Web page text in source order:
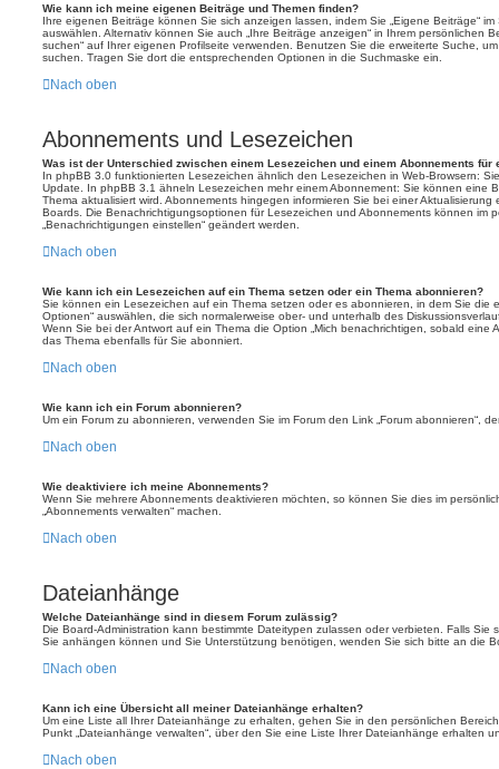
Wie kann ich meine eigenen Beiträge und Themen finden?
Ihre eigenen Beiträge können Sie sich anzeigen lassen, indem Sie „Eigene Beiträge“
auswählen. Alternativ können Sie auch „Ihre Beiträge anzeigen“ in Ihrem persönlichen
suchen“ auf Ihrer eigenen Profilseite verwenden. Benutzen Sie die erweiterte Suche,
suchen. Tragen Sie dort die entsprechenden Optionen in die Suchmaske ein.
Nach oben
Abonnements und Lesezeichen
Was ist der Unterschied zwischen einem Lesezeichen und einem Abonnements für
In phpBB 3.0 funktionierten Lesezeichen ähnlich den Lesezeichen in Web-Browsern:
Update. In phpBB 3.1 ähneln Lesezeichen mehr einem Abonnement: Sie können eine
Thema aktualisiert wird. Abonnements hingegen informieren Sie bei einer
Boards. Die Benachrichtigungsoptionen für Lesezeichen und Abonnements können im
„Benachrichtigungen einstellen“ geändert werden.
Nach oben
Wie kann ich ein Lesezeichen auf ein Thema setzen oder ein Thema abonnieren?
Sie können ein Lesezeichen auf ein Thema setzen oder es abonnieren, in dem Sie die
Optionen“ auswählen, die sich normalerweise ober- und unterhalb des
Wenn Sie bei der Antwort auf ein Thema die Option „Mich benachrichtigen, sobald eine
das Thema ebenfalls für Sie abonniert.
Nach oben
Wie kann ich ein Forum abonnieren?
Um ein Forum zu abonnieren, verwenden Sie im Forum den Link „Forum abonnieren“,
Nach oben
Wie deaktiviere ich meine Abonnements?
Wenn Sie mehrere Abonnements deaktivieren möchten, so können Sie dies im
„Abonnements verwalten“ machen.
Nach oben
Dateianhänge
Welche Dateianhänge sind in diesem Forum zulässig?
Die Board-Administration kann bestimmte Dateitypen zulassen oder verbieten. Falls Sie
Sie anhängen können und Sie Unterstützung benötigen, wenden Sie sich bitte an die
Nach oben
Kann ich eine Übersicht all meiner Dateianhänge erhalten?
Um eine Liste all Ihrer Dateianhänge zu erhalten, gehen Sie in den persönlichen
Punkt „Dateianhänge verwalten“, über den Sie eine Liste Ihrer Dateianhänge erhalten
Nach oben